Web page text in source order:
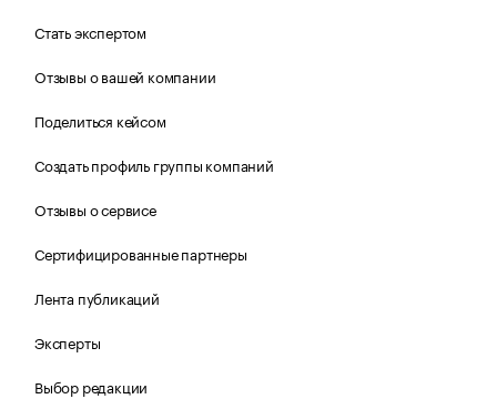
Стать экспертом
Отзывы о вашей компании
Поделиться кейсом
Создать профиль группы компаний
Отзывы о сервисе
Сертифицированные партнеры
Лента публикаций
Эксперты
Выбор редакции